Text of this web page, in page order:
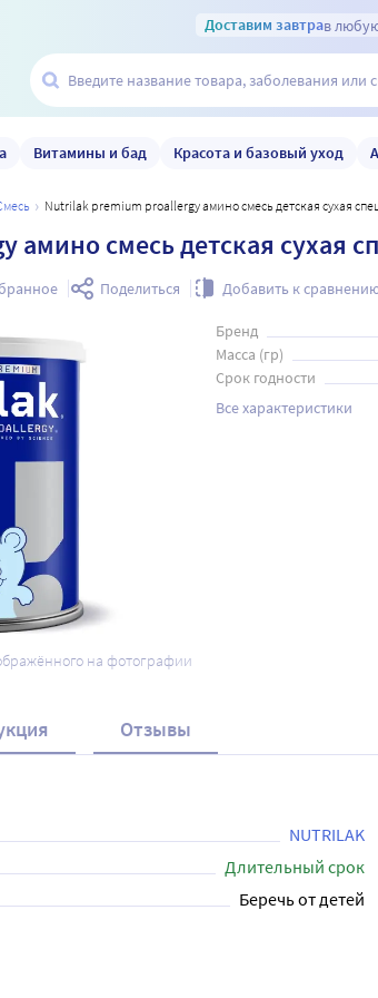
Доставим завтрав
Витамины и бад Красота и базовый уход
смесь Nutrilak premium proallergy амино смесь детская сухая
смесь детская сухая
Поделиться Добавить к
на фотографии
Бренд
Масса (гр)
Срок годности
Все характеристики
Отзывы
NUTRILAK
Длительный срок
Беречь от детей